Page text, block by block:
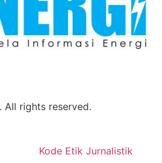
All rights reserved.
Kode Etik Jurnalistik